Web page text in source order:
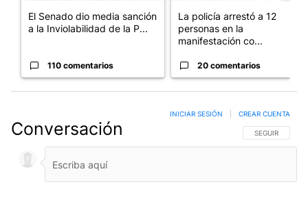
El Senado dio media sanción
a la Inviolabilidad de la P...
110 comentarios
La policía arrestó a 12
personas en la
manifestación co...
20 comentarios
Conversación SIGA ESTA
SEGUIR
INICIAR SESIÓN CREAR CUENTA